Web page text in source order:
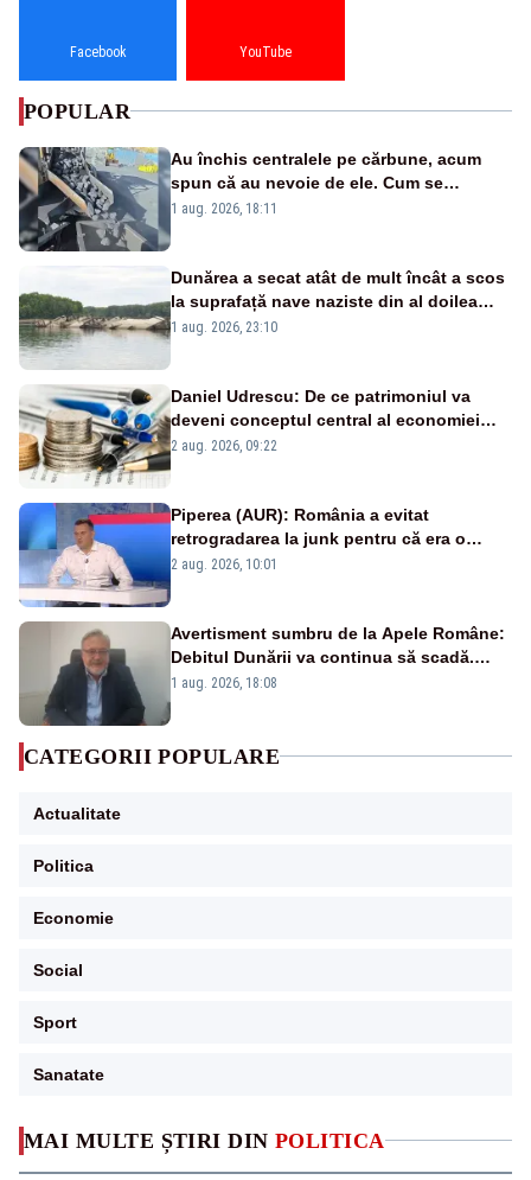
MAI MULTE ȘTIRI DIN POLITICA
Facebook YouTube
POPULAR
Au închis centralele pe cărbune, acum
spun că au nevoie de ele. Cum se
pasează vina în plină criză energetică
1 aug. 2026, 18:11
Dunărea a secat atât de mult încât a scos
la suprafață nave naziste din al doilea
război mondial
1 aug. 2026, 23:10
Daniel Udrescu: De ce patrimoniul va
deveni conceptul central al economiei
viitoare?
2 aug. 2026, 09:22
Piperea (AUR): România a evitat
retrogradarea la junk pentru că era o
catastrofă pentru bănci și fondurile de
2 aug. 2026, 10:01
Avertisment sumbru de la Apele Române:
Debitul Dunării va continua să scadă.
Cernavodă s-ar putea închide în 4 zile
1 aug. 2026, 18:08
CATEGORII POPULARE
Actualitate
Politica
Economie
Social
Sport
Sanatate